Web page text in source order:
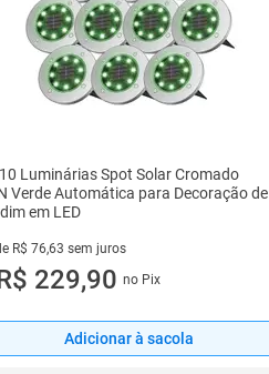
Luminárias Spot Solar Cromado
Verde Automática para Decoração de
em LED
R$ 76,63 sem juros
de R$ 76,63 sem juros
229,90 no Pix
Adicionar à sacola